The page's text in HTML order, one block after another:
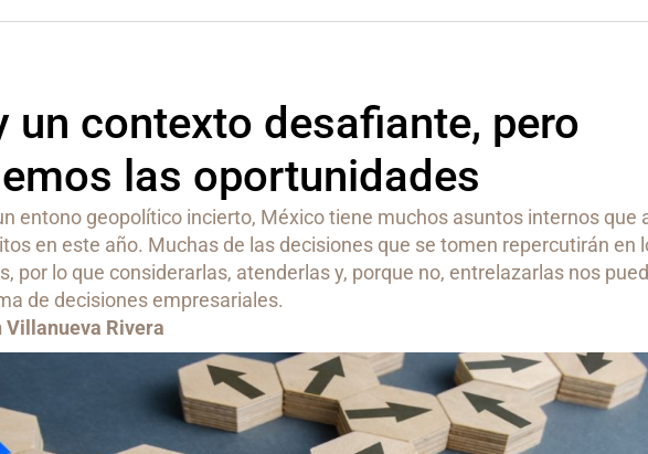
un contexto desafiante, pero
las oportunidades
entono geopolítico incierto, México tiene muchos asuntos internos que
en este año. Muchas de las decisiones que se tomen repercutirán en
por lo que considerarlas, atenderlas y, porque no, entrelazarlas nos
de decisiones empresariales.
Villanueva Rivera